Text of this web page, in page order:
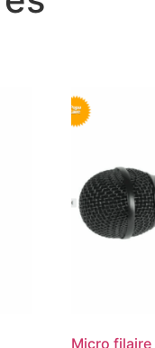
Micro filaire